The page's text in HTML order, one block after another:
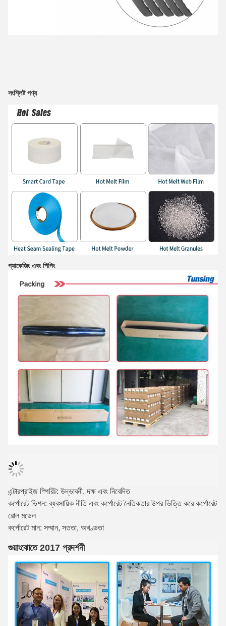
সংশ্লিষ্ট পণ্য
প্যাকেজিং এবং শিপিং
এন্টারপ্রাইজ স্পিরিট: উদ্ভাবনী, দক্ষ এবং নিবেদিত
কর্পোরেট ভিশন: ব্যবসায়িক নীতি এবং কর্পোরেট নৈতিকতার উপর ভিত্তি করে কর্পোরেট
রোল মডেল
কর্পোরেট মান: সম্মান, সততা, অখণ্ডতা
গুয়াংঝোতে 2017 প্রদর্শনী